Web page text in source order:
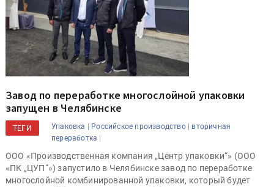
Завод по переработке многослойной упаковки
запущен в Челябинске
ТЕГИ Упаковка | Российское производство| вторичная
переработка |
ООО «Производственная компания „Центр упаковки“» (ООО
«ПК „ЦУП“») запустило в Челябинске завод по переработке
многослойной комбинированной упаковки, который будет